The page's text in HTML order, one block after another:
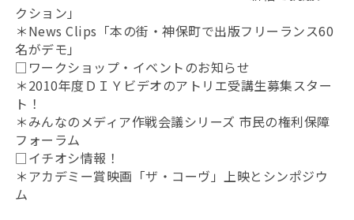
クション」
＊News Clips「本の街・神保町で出版フリーランス60
名がデモ」
□ワークショップ・イベントのお知らせ
＊2010年度ＤＩＹビデオのアトリエ受講生募集スター
ト！
＊みんなのメディア作戦会議シリーズ 市民の権利保障
フォーラム
□イチオシ情報！
＊アカデミー賞映画「ザ・コーヴ」上映とシンポジウ
ム